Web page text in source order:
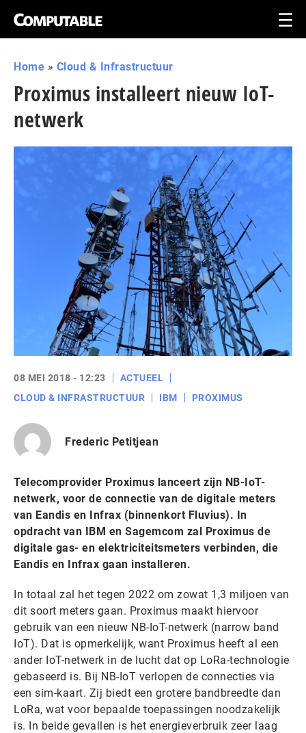
Home » Cloud & Infrastructuur
Proximus installeert nieuw IoT-
netwerk
08 MEI 2018 - 12:23
ACTUEEL
CLOUD & INFRASTRUCTUUR
IBM PROXIMUS
Frederic Petitjean
Telecomprovider Proximus lanceert zijn NB-IoT-
netwerk, voor de connectie van de digitale meters
van Eandis en Infrax (binnenkort Fluvius). In
opdracht van IBM en Sagemcom zal Proximus de
digitale gas- en elektriciteitsmeters verbinden, die
Eandis en Infrax gaan installeren.
In totaal zal het tegen 2022 om zowat 1,3 miljoen van
dit soort meters gaan. Proximus maakt hiervoor
gebruik van een nieuw NB-IoT-netwerk (narrow band
IoT). Dat is opmerkelijk, want Proximus heeft al een
ander IoT-netwerk in de lucht dat op LoRa-technologie
gebaseerd is. Bij NB-IoT verlopen de connecties via
een sim-kaart. Zij biedt een grotere bandbreedte dan
LoRa, wat voor bepaalde toepassingen noodzakelijk
is. In beide gevallen is het energieverbruik zeer laag